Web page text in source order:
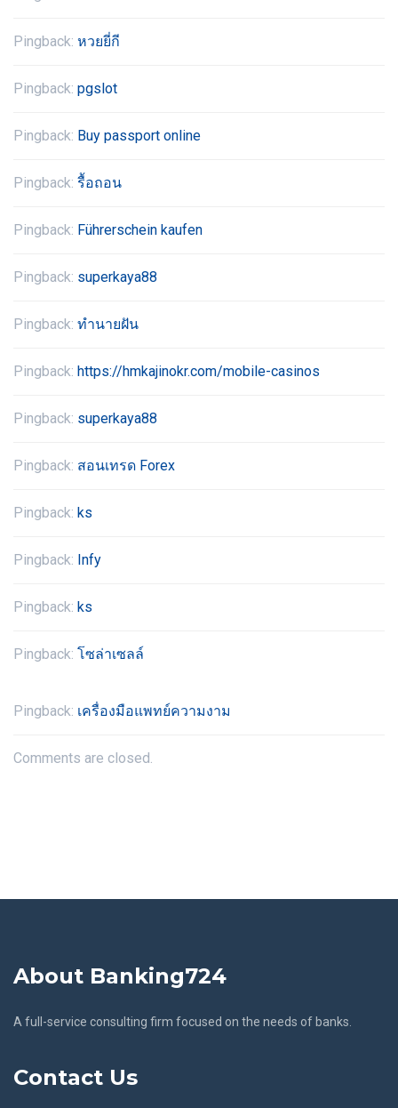
Pingback: หวยยี่กี
Pingback: pgslot
Pingback: Buy passport online
Pingback: รื้อถอน
Pingback: Führerschein kaufen
Pingback: superkaya88
Pingback: ทํานายฝัน
Pingback: https://hmkajinokr.com/mobile-casinos
Pingback: superkaya88
Pingback: สอนเทรด Forex
Pingback: ks
Pingback: Infy
Pingback: ks
Pingback: โซล่าเซลล์
Pingback: เครื่องมือแพทย์ความงาม
Comments are closed.
About Banking724
A full-service consulting firm focused on the needs of banks.
Contact Us